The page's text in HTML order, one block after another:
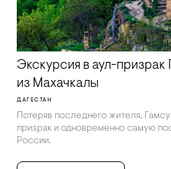
Экскурсия в аул-призрак
из Махачкалы
ДАГЕСТАН
Потеряв последнего жителя,
призрак и одновременно самую
России.